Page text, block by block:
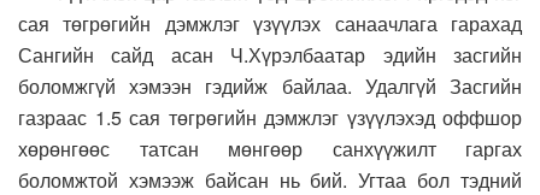
сая төгрөгийн дэмжлэг үзүүлэх санаачлага гарахад
Сангийн сайд асан Ч.Хүрэлбаатар эдийн засгийн
боломжгүй хэмээн гэдийж байлаа. Удалгүй Засгийн
газраас 1.5 сая төгрөгийн дэмжлэг үзүүлэхэд оффшор
хөрөнгөөс татсан мөнгөөр санхүүжилт гаргах
боломжтой хэмээж байсан нь бий. Угтаа бол тэдний